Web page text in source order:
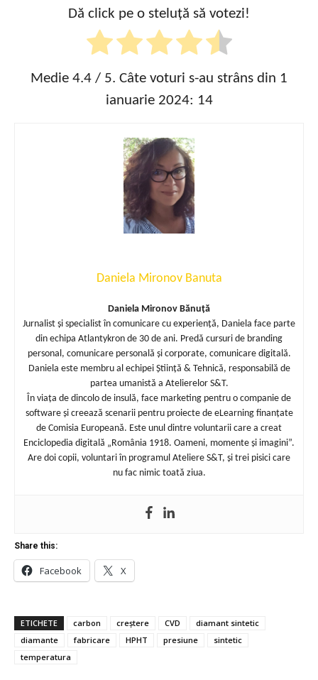
Dă click pe o steluță să votezi!
Medie 4.4 / 5. Câte voturi s-au strâns din 1
ianuarie 2024: 14
Daniela Mironov Banuta
Daniela Mironov Bănuță
Jurnalist și specialist în comunicare cu experiență, Daniela face parte
din echipa Atlantykron de 30 de ani. Predă cursuri de branding
personal, comunicare personală și corporate, comunicare digitală.
Daniela este membru al echipei Știință & Tehnică, responsabilă de
partea umanistă a Atelierelor S&T.
În viața de dincolo de insulă, face marketing pentru o companie de
software și creează scenarii pentru proiecte de eLearning finanțate
de Comisia Europeană. Este unul dintre voluntarii care a creat
Enciclopedia digitală „România 1918. Oameni, momente și imagini”.
Are doi copii, voluntari în programul Ateliere S&T, și trei pisici care
nu fac nimic toată ziua.
Share this:
Facebook X
ETICHETE carbon creștere CVD
diamant sintetic
diamante
fabricare HPHT presiune
sintetic
temperatura